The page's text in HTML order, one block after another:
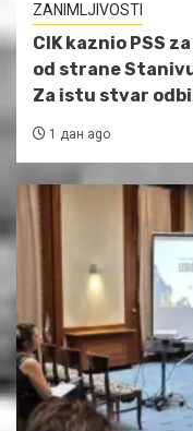
ZANIMLJIVOSTI
CIK kaznio PSS
od strane
Za istu stvar
1 дан ago